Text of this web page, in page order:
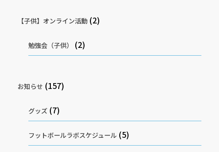
【子供】オンライン活動(2)
勉強会（子供） (2)
お知らせ (157)
グッズ (7)
フットボールラボスケジュール (5)